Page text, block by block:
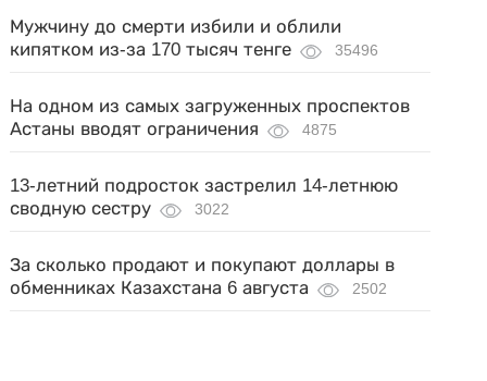
Мужчину до смерти избили и облили
кипятком из-за 170 тысяч тенге
35496
На одном из самых загруженных проспектов
Астаны вводят ограничения
4875
13-летний подросток застрелил 14-летнюю
сводную сестру
3022
За сколько продают и покупают доллары в
обменниках Казахстана 6 августа
2502